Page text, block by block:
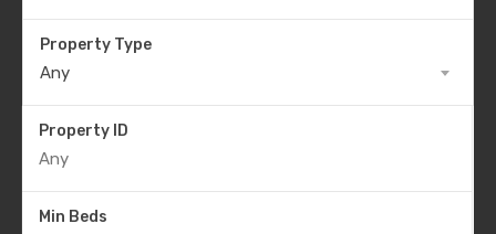
Property Type
Any
Property ID
Min Beds